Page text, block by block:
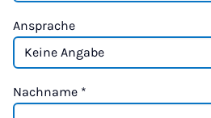
Ansprache
Nachname *